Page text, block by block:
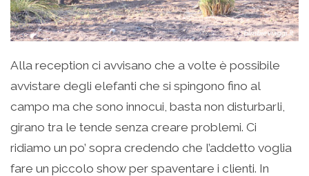
Alla reception ci avvisano che a volte è possibile
avvistare degli elefanti che si spingono fino al
campo ma che sono innocui, basta non disturbarli,
girano tra le tende senza creare problemi. Ci
ridiamo un po’ sopra credendo che l’addetto voglia
fare un piccolo show per spaventare i clienti. In